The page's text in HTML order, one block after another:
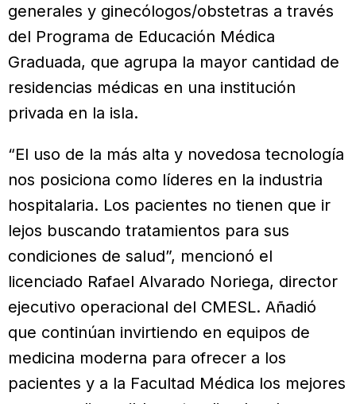
generales y ginecólogos/obstetras a través
del Programa de Educación Médica
Graduada, que agrupa la mayor cantidad de
residencias médicas en una institución
privada en la isla.
“El uso de la más alta y novedosa tecnología
nos posiciona como líderes en la industria
hospitalaria. Los pacientes no tienen que ir
lejos buscando tratamientos para sus
condiciones de salud”, mencionó el
licenciado Rafael Alvarado Noriega, director
ejecutivo operacional del CMESL. Añadió
que continúan invirtiendo en equipos de
medicina moderna para ofrecer a los
pacientes y a la Facultad Médica los mejores